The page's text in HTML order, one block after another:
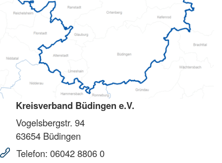
Kreisverband Büdingen e.V.
Vogelsbergstr. 94
63654 Büdingen
Telefon: 06042 8806 0